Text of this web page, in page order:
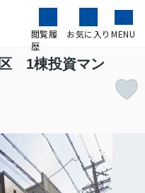
閲覧履
歴
お気に入り MENU
区 1棟投資マン